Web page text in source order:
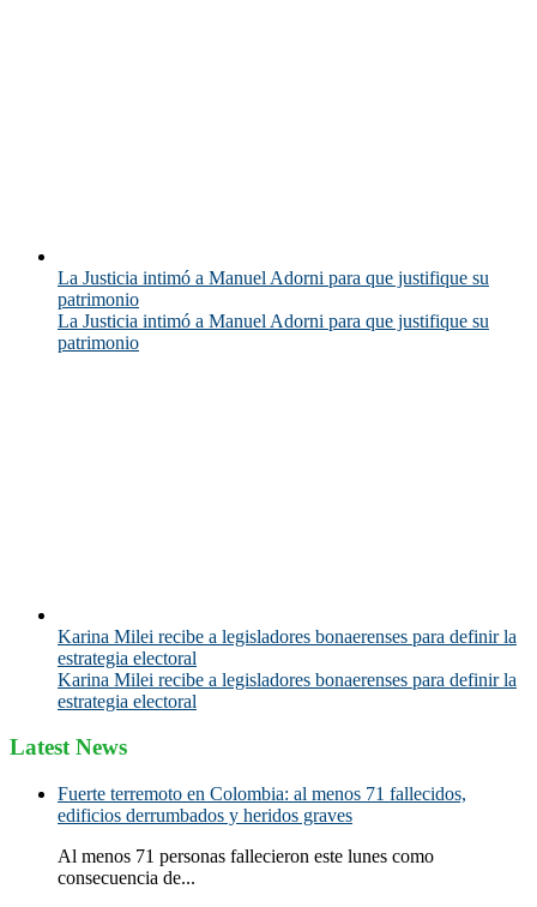
La Justicia intimó a Manuel Adorni para que justifique su
patrimonio
La Justicia intimó a Manuel Adorni para que justifique su
patrimonio
Karina Milei recibe a legisladores bonaerenses para definir la
estrategia electoral
Karina Milei recibe a legisladores bonaerenses para definir la
estrategia electoral
Latest News
Fuerte terremoto en Colombia: al menos 71 fallecidos,
edificios derrumbados y heridos graves
Al menos 71 personas fallecieron este lunes como
consecuencia de...